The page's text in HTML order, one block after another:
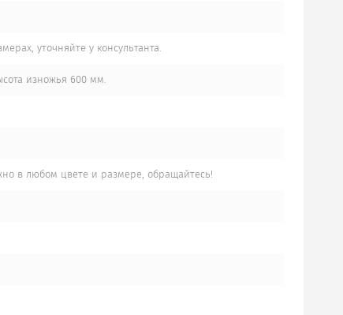
уточняйте у консультанта.
изножья 600 мм.
в любом цвете и размере, обращайтесь!